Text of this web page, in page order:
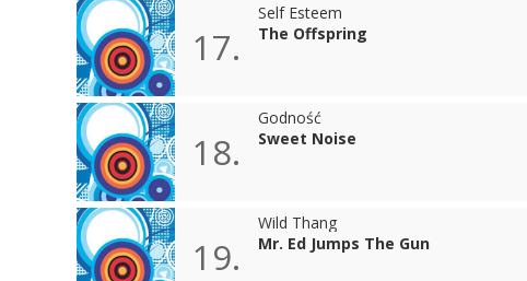
17.
Self Esteem
The Offspring
18.
Godność
Sweet Noise
19.
Wild Thang
Mr. Ed Jumps The Gun